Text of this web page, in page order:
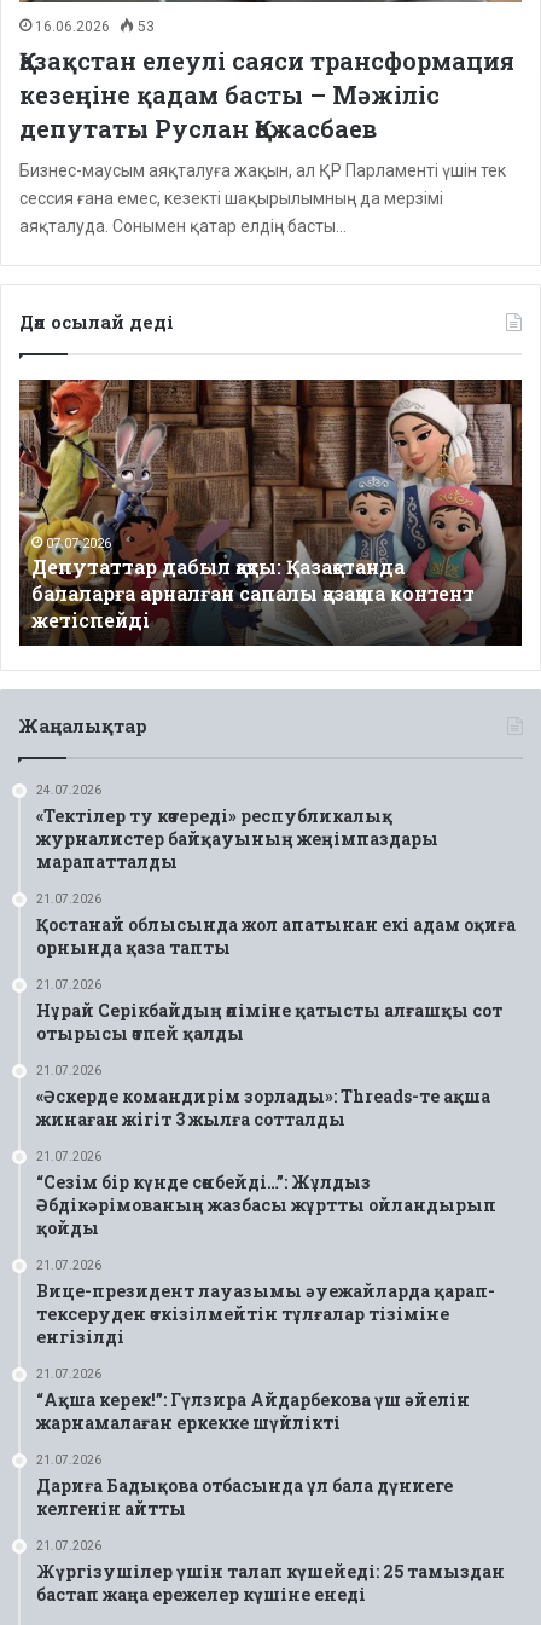
16.06.2026 53
Қазақстан елеулі саяси трансформация
кезеңіне қадам басты – Мәжіліс
депутаты Руслан Қожасбаев
Бизнес-маусым аяқталуға жақын, ал ҚР Парламенті үшін тек
сессия ғана емес, кезекті шақырылымның да мерзімі
аяқталуда. Сонымен қатар елдің басты…
Дәл осылай деді
Депутаттар
дабыл
қақты:
Қазақстанда
балаларға
арналған
сапалы
қазақша
контент
жетіспейді
07.07.2026
Депутаттар дабыл қақты: Қазақстанда
балаларға арналған сапалы қазақша контент
жетіспейді
Жаңалықтар
24.07.2026
«Тектілер ту көтереді» республикалық
журналистер байқауының жеңімпаздары
марапатталды
21.07.2026
Қостанай облысында жол апатынан екі адам оқиға
орнында қаза тапты
21.07.2026
Нұрай Серікбайдың өліміне қатысты алғашқы сот
отырысы өтпей қалды
21.07.2026
«Әскерде командирім зорлады»: Threads-те ақша
жинаған жігіт 3 жылға сотталды
21.07.2026
“Сезім бір күнде сөнбейді…”: Жұлдыз
Әбдікәрімованың жазбасы жұртты ойландырып
қойды
21.07.2026
Вице-президент лауазымы әуежайларда қарап-
тексеруден өткізілмейтін тұлғалар тізіміне
енгізілді
21.07.2026
“Ақша керек!”: Гүлзира Айдарбекова үш әйелін
жарнамалаған еркекке шүйлікті
21.07.2026
Дариға Бадықова отбасында ұл бала дүниеге
келгенін айтты
21.07.2026
Жүргізушілер үшін талап күшейеді: 25 тамыздан
бастап жаңа ережелер күшіне енеді